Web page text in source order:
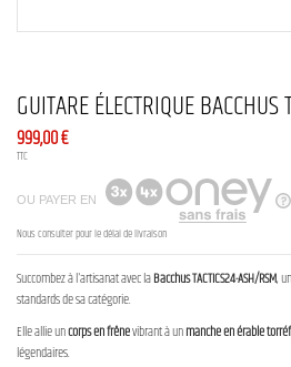
GUITARE ÉLECTRIQUE
999,00 €
TTC
OU PAYER EN
Nous consulter pour le délai de livraison
Succombez à l'artisanat avec laBacchus TACTICS24-ASH/RSM,
standards de sa catégorie.
Elle allie uncorps en frênevibrant à unmanche en érable
légendaires.